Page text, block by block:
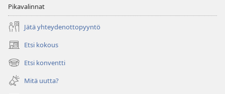
Pikavalinnat
Jätä yhteydenottopyyntö
Etsi kokous
(avaa
uuden
ikkunan)
Etsi konventti
(avaa
uuden
ikkunan)
Mitä uutta?